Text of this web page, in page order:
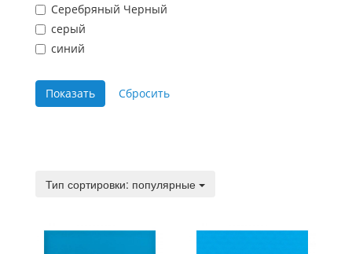
Серебряный Черный
серый
синий
Тип сортировки: популярные